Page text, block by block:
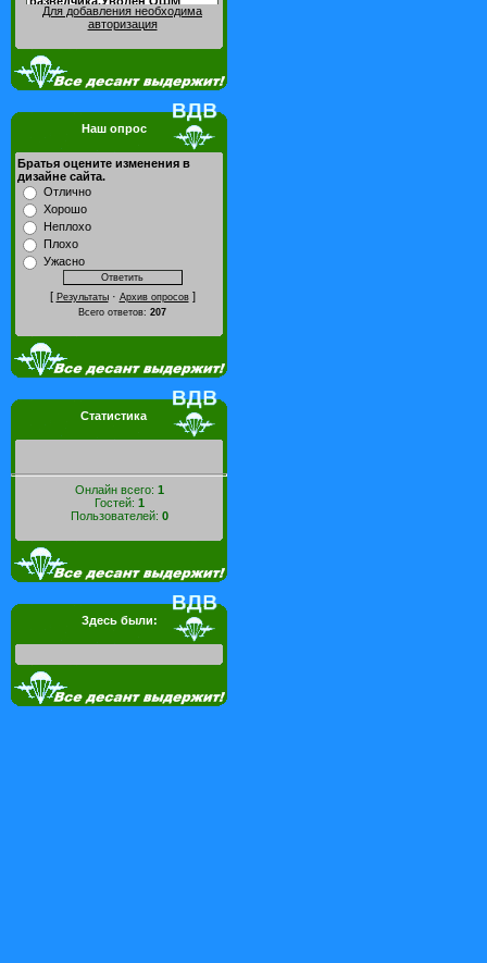
Для добавления необходима
авторизация
Наш опрос
Братья оцените изменения в
дизайне сайта.
Отлично
Хорошо
Неплохо
Плохо
Ужасно
[ Результаты· Архив опросов]
Всего ответов: 207
Статистика
Онлайн всего: 1
Гостей: 1
Пользователей: 0
Здесь были: